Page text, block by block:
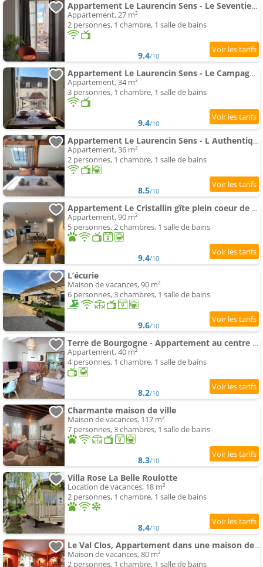
Appartement Le Laurencin Sens - Le Seventies - Cœur de ville
Appartement, 27 m²
2 personnes, 1 chambre, 1 salle de bains
9.4/10
Appartement Le Laurencin Sens - Le Campagne - Cœur de ville
Appartement, 34 m²
3 personnes, 1 chambre, 1 salle de bains
9.4/10
Appartement Le Laurencin Sens - L Authentique - Cœur de ville
Appartement, 36 m²
2 personnes, 1 chambre, 1 salle de bains
8.5/10
Appartement Le Cristallin gîte plein coeur de Chablis
Appartement, 90 m²
5 personnes, 2 chambres, 1 salle de bains
9.4/10
L’écurie
Maison de vacances, 90 m²
6 personnes, 3 chambres, 1 salle de bains
9.6/10
Terre de Bourgogne - Appartement au centre ville d'Avallon
Appartement, 40 m²
4 personnes, 1 chambre, 1 salle de bains
8.2/10
Charmante maison de ville
Maison de vacances, 117 m²
7 personnes, 3 chambres, 1 salle de bains
8.3/10
Villa Rose La Belle Roulotte
Location de vacances, 18 m²
2 personnes, 1 chambre, 1 salle de bains
8.4/10
Le Val Clos, Appartement dans une maison de maître 19e
Maison de vacances, 80 m²
2 personnes, 1 chambre, 1 salle de bains